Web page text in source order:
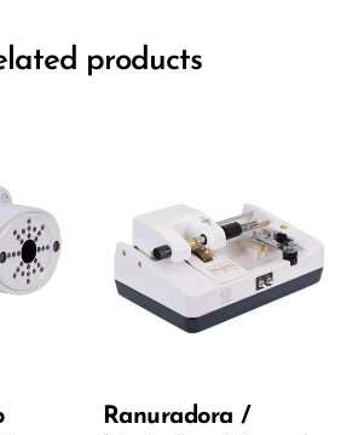
products
Ranuradora /
Voltage: